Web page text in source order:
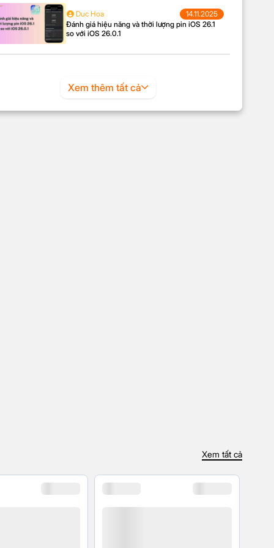
Duc Hoa
14.11.2025
Đánh giá hiệu năng và thời lượng pin iOS 26.1
so với iOS 26.0.1
Xem thêm tất cả
Xem tất cả